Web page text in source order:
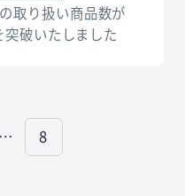
取り扱い商品数が
破いたしました
… 8